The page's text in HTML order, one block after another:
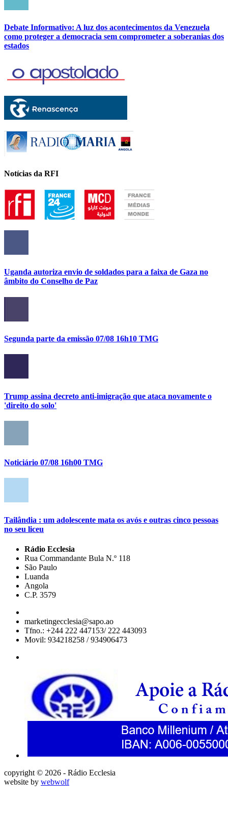
Debate Informativo: A luz dos acontecimentos da Venezuela
como proteger a democracia sem comprometer a soberanias dos
estados
Notícias da RFI
Uganda autoriza envio de soldados para a faixa de Gaza no
âmbito do Conselho de Paz
Segunda parte da emissão 07/08 16h10 TMG
Trump assina decreto anti-imigração que ataca novamente o
'direito do solo'
Noticiário 07/08 16h00 TMG
Tailândia : um adolescente mata os avós e outras cinco pessoas
no seu liceu
Rádio Ecclesia
Rua Commandante Bula N.º 118
São Paulo
Luanda
Angola
C.P. 3579
marketingecclesia@sapo.ao
Tfno.: +244 222 447153/ 222 443093
Movil: 934218258 / 934906473
copyright © 2026 - Rádio Ecclesia
website by webwolf